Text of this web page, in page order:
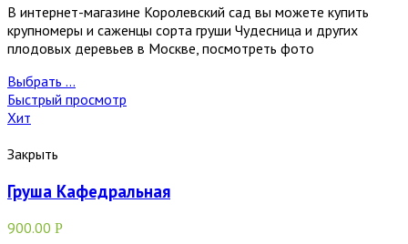
В интернет-магазине Королевский сад вы можете купить
крупномеры и саженцы сорта груши Чудесница и других
плодовых деревьев в Москве, посмотреть фото
Выбрать ...
Быстрый просмотр
Хит
Закрыть
Груша Кафедральная
900.00 Р